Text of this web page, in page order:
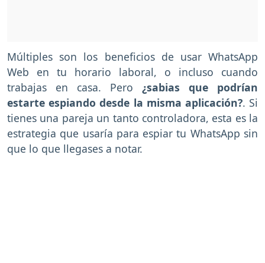
Múltiples son los beneficios de usar WhatsApp
Web en tu horario laboral, o incluso cuando
trabajas en casa. Pero ¿sabias que podrían
estarte espiando desde la misma aplicación?. Si
tienes una pareja un tanto controladora, esta es la
estrategia que usaría para espiar tu WhatsApp sin
que lo que llegases a notar.